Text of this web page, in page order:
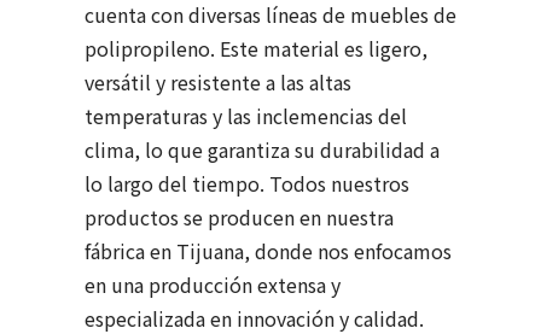
cuenta con diversas líneas de muebles de
polipropileno. Este material es ligero,
versátil y resistente a las altas
temperaturas y las inclemencias del
clima, lo que garantiza su durabilidad a
lo largo del tiempo. Todos nuestros
productos se producen en nuestra
fábrica en Tijuana, donde nos enfocamos
en una producción extensa y
especializada en innovación y calidad.